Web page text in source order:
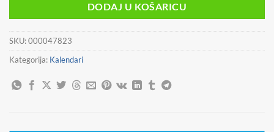
DODAJ U KOŠARICU
SKU:000047823
Kategorija: Kalendari